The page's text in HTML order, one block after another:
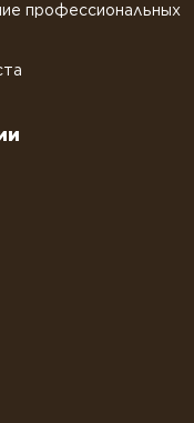
профессиональных